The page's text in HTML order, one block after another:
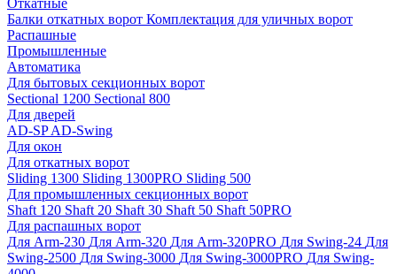
Откатные
Балки откатных ворот Комплектация для уличных ворот
Распашные
Промышленные
Автоматика
Для бытовых секционных ворот
Sectional 1200 Sectional 800
Для дверей
AD-SPAD-Swing
Для окон
Для откатных ворот
Sliding 1300 Sliding 1300PRO Sliding 500
Для промышленных секционных ворот
Shaft 120 Shaft 20 Shaft 30 Shaft 50 Shaft 50PRO
Для распашных ворот
Для Arm-230 Для Arm-320 Для Arm-320PRO Для Swing-24 Для
Swing-2500 Для Swing-3000 Для Swing-3000PRO Для Swing-